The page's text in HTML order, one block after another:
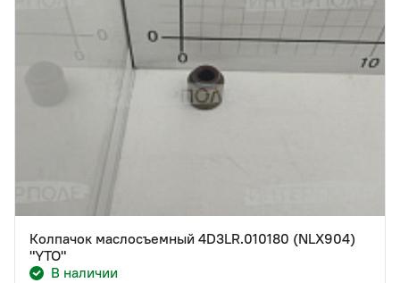
Колпачок маслосъемный 4D3LR.010180 (NLX904)
"YTO"
В наличии